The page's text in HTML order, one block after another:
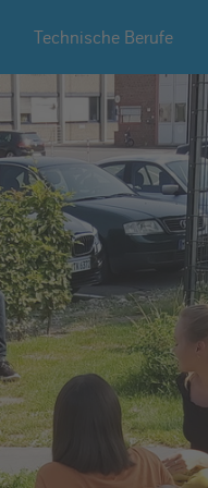
Technische Berufe